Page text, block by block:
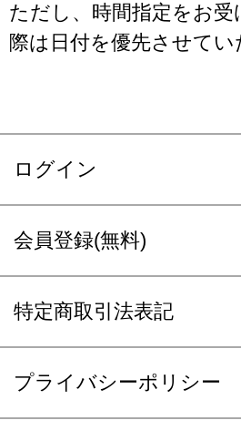
ただし、時間指定をお
際は日付を優先させてい
ログイン
会員登録(無料)
特定商取引法表記
プライバシーポリシー